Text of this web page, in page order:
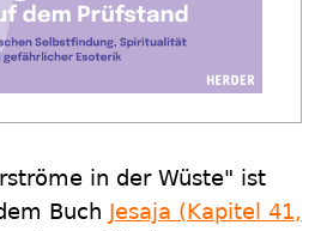
in der Wüste" ist
Buch Jesaja (Kapitel 41,